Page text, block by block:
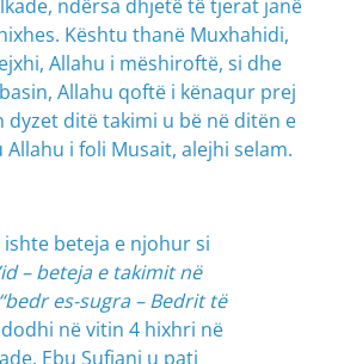
ndërsa dhjetë të tjerat janë
Kështu thanë Muxhahidi,
Allahu i mëshiroftë, si dhe
Allahu qoftë i kënaqur prej
dyzet ditë takimi u bë në ditën e
i foli Musait, alejhi selam.
beteja e njohur si
– beteja e takimit në
“bedr es-sugra – Bedrit të
në vitin 4 hixhri në
Ebu Sufjani u pati